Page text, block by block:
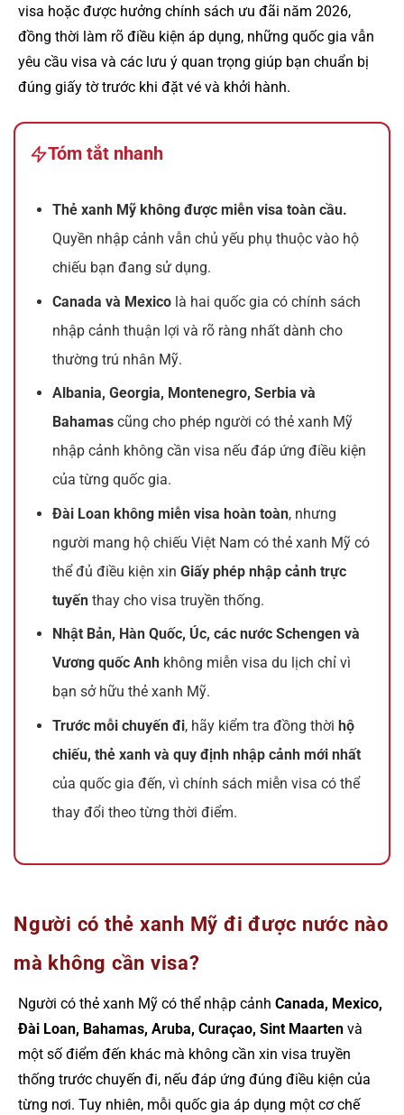
visa hoặc được hưởng chính sách ưu đãi năm 2026,
đồng thời làm rõ điều kiện áp dụng, những quốc gia vẫn
yêu cầu visa và các lưu ý quan trọng giúp bạn chuẩn bị
đúng giấy tờ trước khi đặt vé và khởi hành.
Tóm tắt nhanh
Thẻ xanh Mỹ không được miễn visa toàn cầu.
Quyền nhập cảnh vẫn chủ yếu phụ thuộc vào hộ
chiếu bạn đang sử dụng.
Canada và Mexico là hai quốc gia có chính sách
nhập cảnh thuận lợi và rõ ràng nhất dành cho
thường trú nhân Mỹ.
Albania, Georgia, Montenegro, Serbia và
Bahamas cũng cho phép người có thẻ xanh Mỹ
nhập cảnh không cần visa nếu đáp ứng điều kiện
của từng quốc gia.
Đài Loan không miễn visa hoàn toàn, nhưng
người mang hộ chiếu Việt Nam có thẻ xanh Mỹ có
thể đủ điều kiện xinGiấy phép nhập cảnh trực
tuyến thay cho visa truyền thống.
Nhật Bản, Hàn Quốc, Úc, các nước Schengen và
Vương quốc Anh không miễn visa du lịch chỉ vì
bạn sở hữu thẻ xanh Mỹ.
Trước mỗi chuyến đi, hãy kiểm tra đồng thờihộ
chiếu, thẻ xanh và quy định nhập cảnh mới nhất
của quốc gia đến, vì chính sách miễn visa có thể
thay đổi theo từng thời điểm.
Người có thẻ xanh Mỹ đi được nước nào
mà không cần visa?
Người có thẻ xanh Mỹ có thể nhập cảnh Canada, Mexico,
Đài Loan, Bahamas, Aruba, Curaçao, Sint Maarten và
một số điểm đến khác mà không cần xin visa truyền
thống trước chuyến đi, nếu đáp ứng đúng điều kiện của
từng nơi. Tuy nhiên, mỗi quốc gia áp dụng một cơ chế